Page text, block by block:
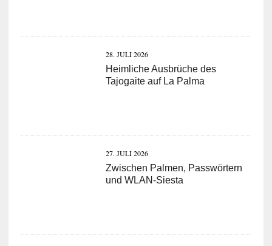
28. JULI 2026
Heimliche Ausbrüche des
Tajogaite auf La Palma
27. JULI 2026
Zwischen Palmen, Passwörtern
und WLAN-Siesta